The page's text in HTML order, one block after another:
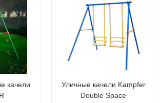
качели
Уличные качели Kampfer
Double Space